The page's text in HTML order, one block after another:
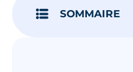
SOMMAIRE